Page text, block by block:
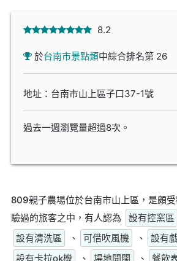
8.2
於台南市景點類中綜合排名第 26
地址：台南市山上區子口37-1號
過去一週瀏覽量超過8次。
809親子農場位於台南市山上區，是頗
驗過的旅客之中，有人認為
設有控窯區
設有清洗區
、 可借吹風機 、 設有
設有卡拉ok機
、 場地開闊 、 餐飲